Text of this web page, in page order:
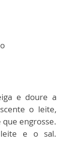
e doure a
o leite,
engrosse.
e o sal.